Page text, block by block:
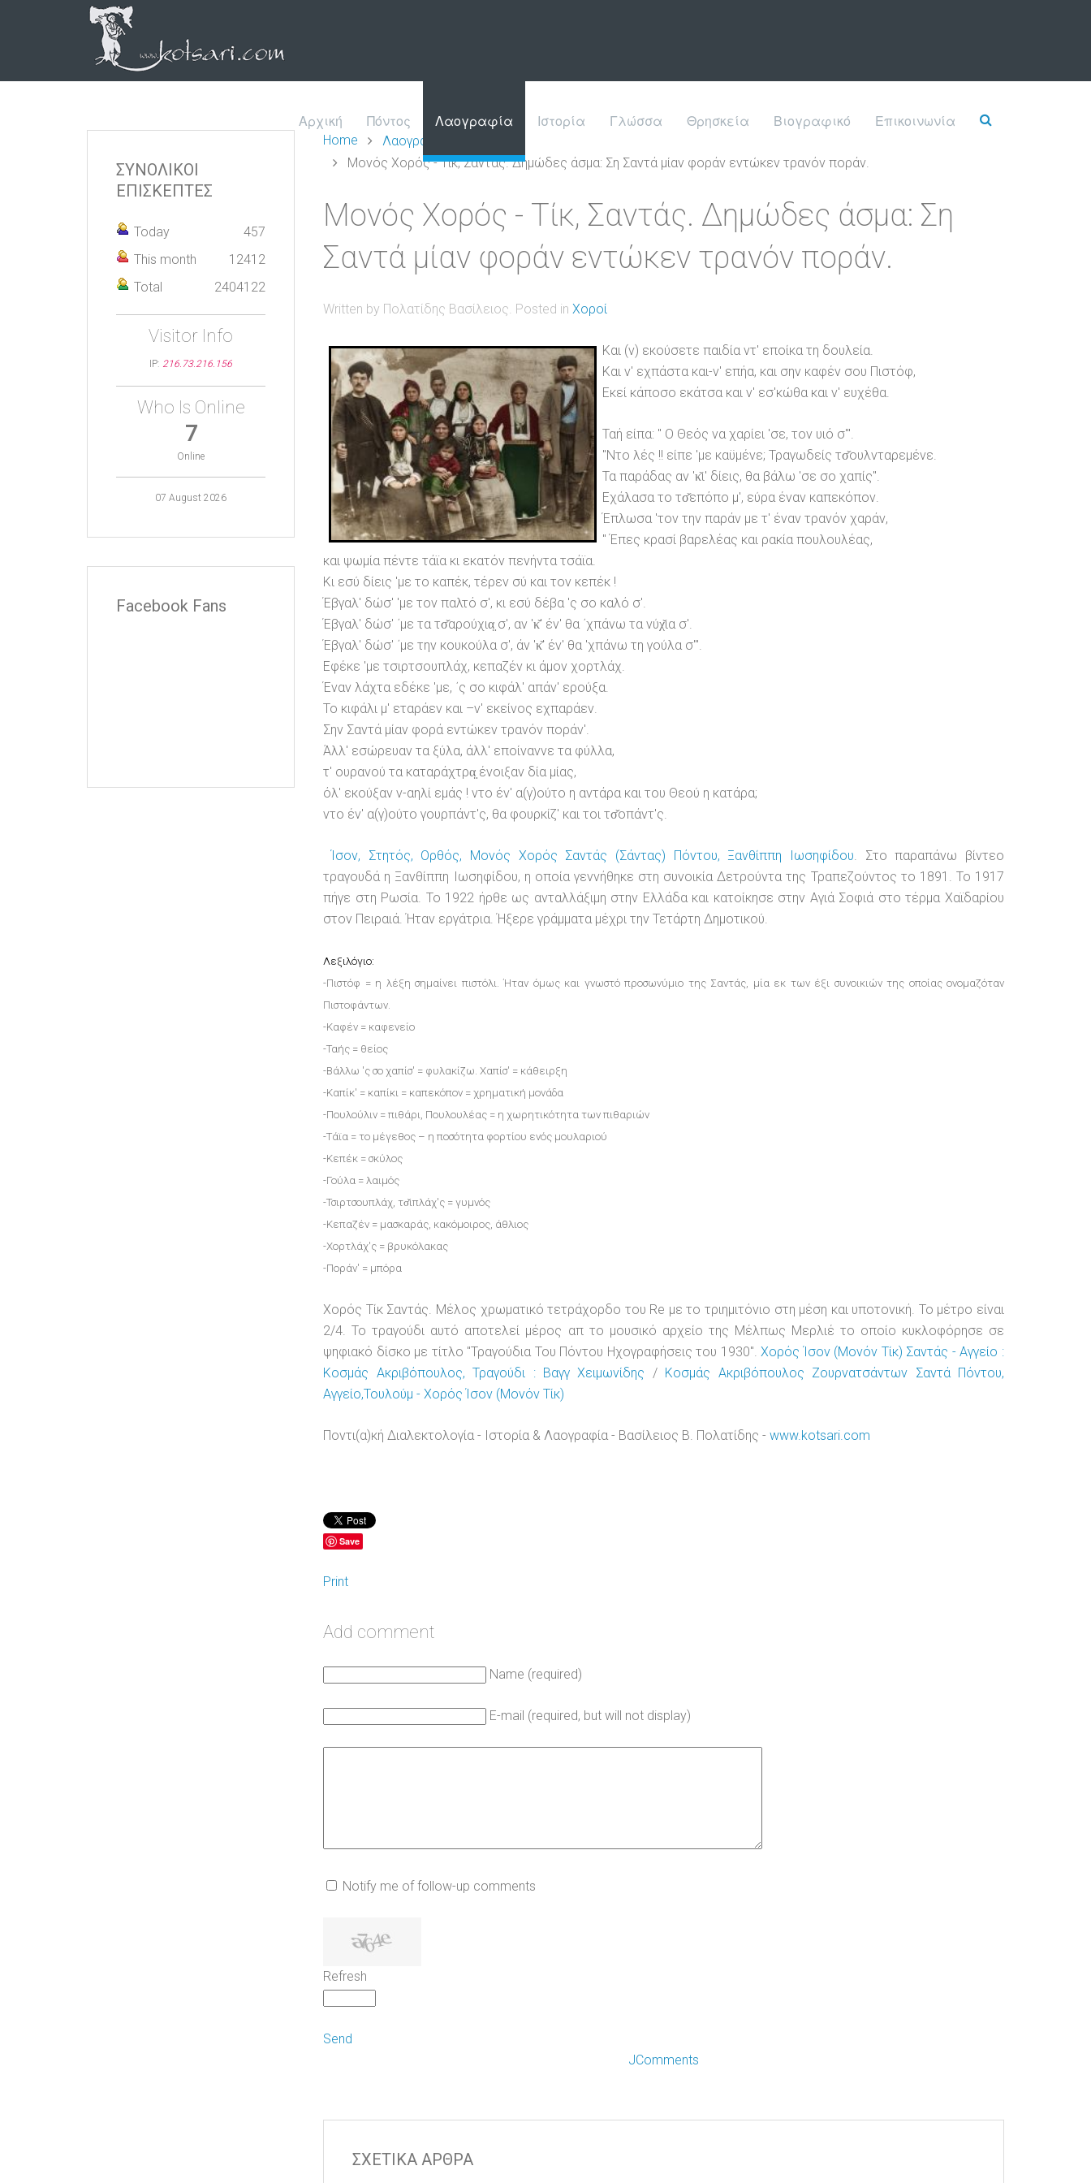
Αρχική Πόντος Λαογραφία Ιστορία Γλώσσα Θρησκεία Βιογραφικό Επικοινωνία
Home Λαογραφία
Μονός Χορός - Τίκ, Σαντάς. Δημώδες άσμα: Ση Σαντά μίαν φοράν εντώκεν τρανόν ποράν.
Μονός Χορός - Τίκ, Σαντάς. Δημώδες άσμα: Ση
Σαντά μίαν φοράν εντώκεν τρανόν ποράν.
Written by Πολατίδης Βασίλειος. Posted inΧοροί
Και (ν) εκούσετε παιδία ντ' εποίκα τη δουλεία.
Και ν' εχπάστα και-ν' επήα, και σην καφέν σου Πιστόφ,
Εκεί κάποσο εκάτσα και ν' εσ'κώθα και ν' ευχέθα.
Ταή είπα: " Ο Θεός να χαρίει 'σε, τον υιό σ'".
"Ντο λές !! είπε 'με καϋμένε; Τραγωδείς τσ̌ουλνταρεμένε.
Τα παράδας αν 'κ̌ι' δίεις, θα βάλω 'σε σο χαπίς".
Εχάλασα το τσ̌επόπο μ', εύρα έναν καπεκόπον.
Έπλωσα 'τον την παράν με τ' έναν τρανόν χαράν,
" Έπες κρασί βαρελέας και ρακία πουλουλέας,
και ψωμία πέντε τάϊα κι εκατόν πενήντα τσάϊα.
Κι εσύ δίεις 'με το καπέκ, τέρεν σύ και τον κεπέκ !
Έβγαλ' δώσ' 'με τον παλτό σ', κι εσύ δέβα 'ς σο καλό σ'.
Έβγαλ' δώσ' ΄με τα τσ̌αρούχια̤ σ', αν 'κ̌' έν' θα ΄χπάνω τα νύχ̌ια σ'.
Έβγαλ' δώσ' ΄με την κουκούλα σ', άν 'κ̌' έν' θα 'χπάνω τη γούλα σ'".
Εφέκε 'με τσιρτσουπλάχ, κεπαζέν κι άμον χορτλάχ.
Έναν λάχτα εδέκε 'με, ΄ς σο κιφάλ' απάν' ερούξα.
Το κιφάλι μ' εταράεν και –ν' εκείνος εχπαράεν.
Σην Σαντά μίαν φορά εντώκεν τρανόν ποράν'.
Άλλ' εσώρευαν τα ξύλα, άλλ' εποίναννε τα φύλλα,
τ' ουρανού τα καταράχτρα̤ ένοιξαν δία μίας,
όλ' εκούξαν ν-αηλί εμάς ! ντο έν' α(γ)ούτο η αντάρα και του Θεού η κατάρα;
ντο έν' α(γ)ούτο γουρπάντ'ς, θα φουρκίζ' και τοι τσ̌οπάντ'ς.
Ίσον, Στητός, Ορθός, Μονός Χορός Σαντάς (Σάντας) Πόντου, Ξανθίππη Ιωσηφίδου. Στο παραπάνω βίντεο
τραγουδά η Ξανθίππη Ιωσηφίδου, η οποία γεννήθηκε στη συνοικία Δετρούντα της Τραπεζούντος το 1891. Το 1917
πήγε στη Ρωσία. Το 1922 ήρθε ως ανταλλάξιμη στην Ελλάδα και κατοίκησε στην Αγιά Σοφιά στο τέρμα Χαϊδαρίου
στον Πειραιά. Ήταν εργάτρια. Ήξερε γράμματα μέχρι την Τετάρτη Δημοτικού.
Λεξιλόγιο:
-Πιστόφ = η λέξη σημαίνει πιστόλι. Ήταν όμως και γνωστό προσωνύμιο της Σαντάς, μία εκ των έξι συνοικιών της οποίας ονομαζόταν
Πιστοφάντων.
-Καφέν = καφενείο
-Ταής = θείος
-Βάλλω 'ς σο χαπίσ' = φυλακίζω. Χαπίσ' = κάθειρξη
-Καπίκ' = καπίκι = καπεκόπον = χρηματική μονάδα
-Πουλούλιν = πιθάρι, Πουλουλέας = η χωρητικότητα των πιθαριών
-Τάϊα = το μέγεθος – η ποσότητα φορτίου ενός μουλαριού
-Κεπέκ = σκύλος
-Γούλα = λαιμός
-Τσιρτσουπλάχ, τσ̌ιπλάχ'ς = γυμνός
-Κεπαζέν = μασκαράς, κακόμοιρος, άθλιος
-Χορτλάχ'ς = βρυκόλακας
-Ποράν' = μπόρα
Χορός Τίκ Σαντάς. Μέλος χρωματικό τετράχορδο του Re με το τριημιτόνιο στη μέση και υποτονική. Το μέτρο είναι
2/4. Το τραγούδι αυτό αποτελεί μέρος απ το μουσικό αρχείο της Μέλπως Μερλιέ το οποίο κυκλοφόρησε σε
ψηφιακό δίσκο με τίτλο "Τραγούδια Του Πόντου Ηχογραφήσεις του 1930".Χορός Ίσον (Μονόν Τίκ) Σαντάς - Αγγείο :
Κοσμάς Ακριβόπουλος, Τραγούδι : Βαγγ Χειμωνίδης / Κοσμάς Ακριβόπουλος Ζουρνατσάντων Σαντά Πόντου,
Αγγείο,Τουλούμ - Χορός Ίσον (Μονόν Τίκ)
Ποντι(α)κή Διαλεκτολογία - Ιστορία & Λαογραφία - Βασίλειος Β. Πολατίδης -www.kotsari.com
Save
Print
Add comment
Name (required)
E-mail (required, but will not display)
Notify me of follow-up comments
Refresh
Send
JComments
ΣΧΕΤΙΚΑ ΑΡΘΡΑ
ΣΥΝΟΛΙΚΟΙ
ΕΠΙΣΚΕΠΤΕΣ
Today
457
This month
12412
Total
2404122
Visitor Info
IP: 216.73.216.156
Who Is Online
7
Online
07 August 2026
Facebook Fans